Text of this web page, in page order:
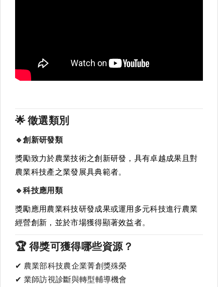
🌟 徵選類別
🔹創新研發類
獎勵致力於農業技術之創新研發，具有卓越成果且對
農業科技產之業發展具典範者。
🔹科技應用類
獎勵應用農業科技研發成果或運用多元科技進行農業
經營創新，並於市場獲得顯著效益者。
🏆 得獎可獲得哪些資源？
✔ 農業部科技農企業菁創獎殊榮
✔ 業師訪視診斷與轉型輔導機會